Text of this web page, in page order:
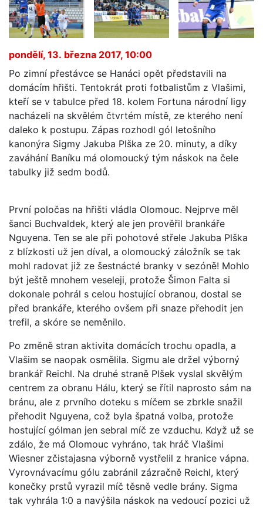
pondělí, 13. března 2017, 10:00
Po zimní přestávce se Hanáci opět představili na
domácím hřišti. Tentokrát proti fotbalistům z Vlašimi,
kteří se v tabulce před 18. kolem Fortuna národní ligy
nacházeli na skvělém čtvrtém místě, ze kterého není
daleko k postupu. Zápas rozhodl gól letošního
kanonýra Sigmy Jakuba Plška ze 20. minuty, a díky
zaváhání Baníku má olomoucký tým náskok na čele
tabulky již sedm bodů.
První poločas na hřišti vládla Olomouc. Nejprve měl
šanci Buchvaldek, který ale jen prověřil brankáře
Nguyena. Ten se ale při pohotové střele Jakuba Plška
z blízkosti už jen díval, a olomoucký záložník se tak
mohl radovat již ze šestnácté branky v sezóně! Mohlo
být ještě mnohem veseleji, protože Šimon Falta si
dokonale pohrál s celou hostující obranou, dostal se
před brankáře, kterého ovšem při snaze přehodit jen
trefil, a skóre se neměnilo.
Po změně stran aktivita domácích trochu opadla, a
Vlašim se naopak osmělila. Sigmu ale držel výborný
brankář Reichl. Na druhé straně Plšek vyslal skvělým
centrem za obranu Hálu, který se řítil naprosto sám na
bránu, ale z prvního doteku s míčem se zbrkle snažil
přehodit Nguyena, což byla špatná volba, protože
hostující gólman jen sebral míč ze vzduchu. Když už se
zdálo, že má Olomouc vyhráno, tak hráč Vlašimi
Wiesner zčistajasna výborně vystřelil z hranice vápna.
Vyrovnávacímu gólu zabránil zázračně Reichl, který
konečky prstů vyrazil míč těsně vedle brány. Sigma
tak vyhrála 1:0 a navýšila náskok na vedoucí pozici už